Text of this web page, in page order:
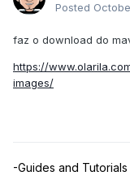
Posted
faz o download do
https://
images/
-Guides and Tutorials